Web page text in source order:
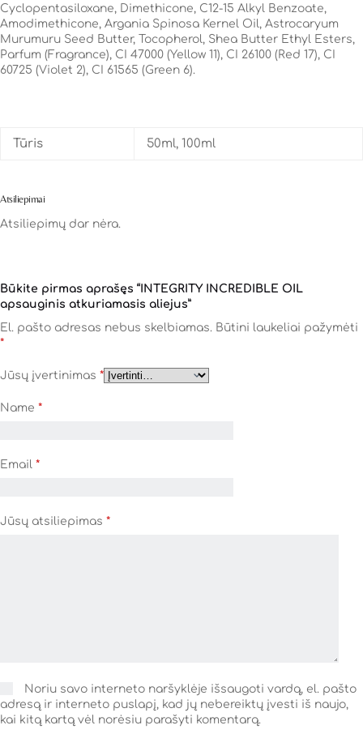
Cyclopentasiloxane, Dimethicone, C12-15 Alkyl Benzoate,
Amodimethicone, Argania Spinosa Kernel Oil, Astrocaryum
Murumuru Seed Butter, Tocopherol, Shea Butter Ethyl Esters,
Parfum (Fragrance), CI 47000 (Yellow 11), CI 26100 (Red 17), CI
60725 (Violet 2), CI 61565 (Green 6).
Tūris 50ml, 100ml
Atsiliepimai
Atsiliepimų dar nėra.
Būkite pirmas aprašęs “INTEGRITY INCREDIBLE OIL
apsauginis atkuriamasis aliejus”
El. pašto adresas nebus skelbiamas. Būtini laukeliai pažymėti
*
Jūsų įvertinimas *
Name *
Email *
Jūsų atsiliepimas *
Noriu savo interneto naršyklėje išsaugoti vardą, el. pašto
adresą ir interneto puslapį, kad jų nebereiktų įvesti iš naujo,
kai kitą kartą vėl norėsiu parašyti komentarą.